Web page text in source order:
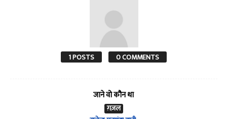
1 POSTS 0 COMMENTS
जाने वो कौन था
ग़ज़ल